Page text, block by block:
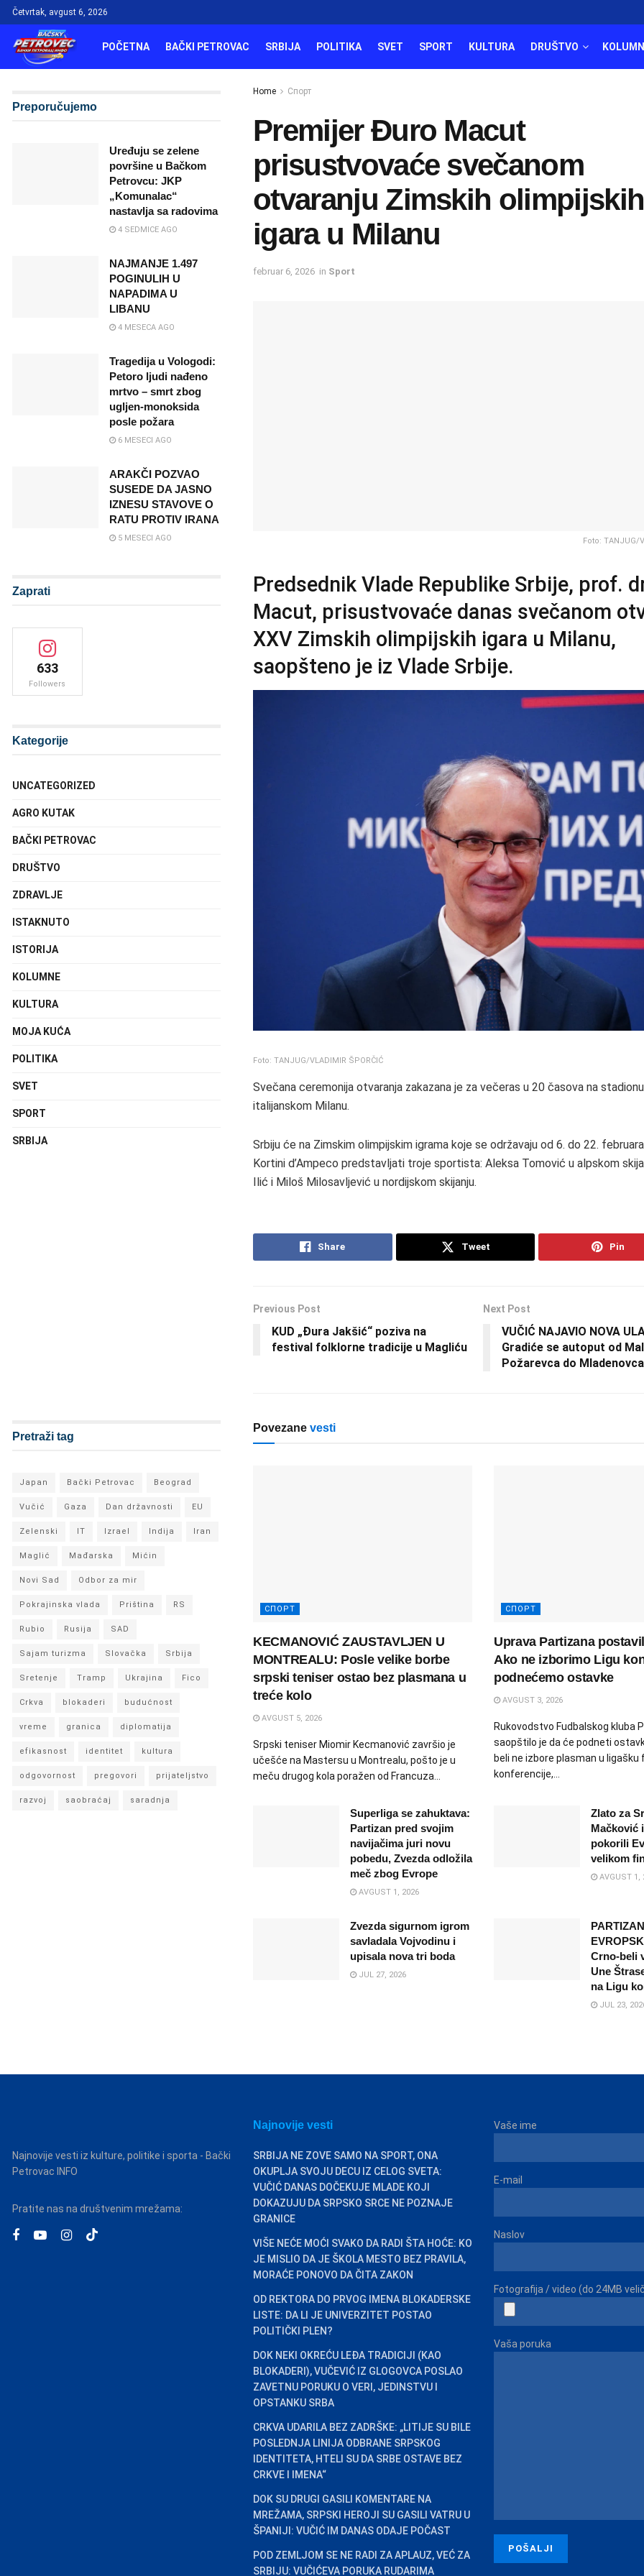
Četvrtak, avgust 6, 2026
POČETNA BAČKI PETROVAC SRBIJA POLITIKA SVET SPORT KULTURA DRUŠTVO
Home Спорт
Premijer Đuro Macut
prisustvovaće svečanom
otvaranju Zimskih olimpijskih
igara u Milanu
februar 6, 2026 in Sport
Foto: TANJUG/
Predsednik Vlade Republike Srbije, prof.
Macut, prisustvovaće danas svečanom
XXV Zimskih olimpijskih igara u Milanu,
saopšteno je iz Vlade Srbije.
Foto: TANJUG/VLADIMIR ŠPORČIĆ
Svečana ceremonija otvaranja zakazana je za večeras u 20 časova na stadionu
italijanskom Milanu.
Srbiju će na Zimskim olimpijskim igrama koje se održavaju od 6. do 22.
Kortini d’Ampeco predstavljati troje sportista: Aleksa Tomović u alpskom
Ilić i Miloš Milosavljević u nordijskom skijanju.
Share Tweet Pin
Previous Post
KUD „Đura Jakšić“ poziva na
festival folklorne tradicije u Magliću
Next Post
VUČIĆ NAJAVIO NOVA
Gradiće se autoput od
Požarevca do Mladenovca
Povezane vesti
СПОРТ
KECMANOVIĆ ZAUSTAVLJEN U
MONTREALU: Posle velike borbe
srpski teniser ostao bez plasmana u
treće kolo
AVGUST 5, 2026
Srpski teniser Miomir Kecmanović završio je
učešće na Mastersu u Montrealu, pošto je u
meču drugog kola poražen od Francuza...
СПОРТ
Uprava Partizana
Ako ne izborimo Ligu
podnećemo ostavke
AVGUST 3, 2026
Rukovodstvo Fudbalskog kluba
saopštilo je da će podneti
beli ne izbore plasman u ligašku
konferencije,...
Superliga se zahuktava:
Partizan pred svojim
navijačima juri novu
pobedu, Zvezda odložila
meč zbog Evrope
AVGUST 1, 2026
Zlato za
Mačković
pokorili
velikom
AVGUST 1,
Zvezda sigurnom igrom
savladala Vojvodinu i
upisala nova tri boda
JUL 27, 2026
Crno-beli
Une
na Ligu
JUL 23,
Preporučujemo
Uređuju se zelene
površine u Bačkom
Petrovcu: JKP
„Komunalac“
nastavlja sa radovima
4 SEDMICE AGO
NAJMANJE 1.497
POGINULIH U
NAPADIMA U
LIBANU
4 MESECA AGO
Tragedija u Vologodi:
Petoro ljudi nađeno
mrtvo – smrt zbog
ugljen‑monoksida
posle požara
6 MESECI AGO
ARAKČI POZVAO
SUSEDE DA JASNO
IZNESU STAVOVE O
RATU PROTIV IRANA
5 MESECI AGO
Zaprati
633
Followers
Kategorije
UNCATEGORIZED
AGRO KUTAK
BAČKI PETROVAC
DRUŠTVO
ZDRAVLJE
ISTAKNUTO
ISTORIJA
KOLUMNE
KULTURA
MOJA KUĆA
POLITIKA
SVET
SPORT
SRBIJA
Pretraži tag
Japan Bački Petrovac Beograd
Vučić Gaza Dan državnosti EU
Zelenski IT Izrael Indija Iran
Maglić Mađarska Mićin
Novi Sad Odbor za mir
Pokrajinska vlada Priština RS
Rubio Rusija SAD
Sajam turizma Slovačka Srbija
Sretenje Tramp Ukrajina Fico
Crkva blokaderi budućnost
vreme granica diplomatija
efikasnost identitet kultura
odgovornost pregovori prijateljstvo
razvoj saobraćaj saradnja
Najnovije vesti iz kulture, politike i sporta - Bački
Petrovac INFO
Pratite nas na društvenim mrežama:
Najnovije vesti
SRBIJA NE ZOVE SAMO NA SPORT, ONA
OKUPLJA SVOJU DECU IZ CELOG SVETA:
VUČIĆ DANAS DOČEKUJE MLADE KOJI
DOKAZUJU DA SRPSKO SRCE NE POZNAJE
GRANICE
VIŠE NEĆE MOĆI SVAKO DA RADI ŠTA HOĆE: KO
JE MISLIO DA JE ŠKOLA MESTO BEZ PRAVILA,
MORAĆE PONOVO DA ČITA ZAKON
OD REKTORA DO PRVOG IMENA BLOKADERSKE
LISTE: DA LI JE UNIVERZITET POSTAO
POLITIČKI PLEN?
DOK NEKI OKREĆU LEĐA TRADICIJI (KAO
BLOKADERI), VUČEVIĆ IZ GLOGOVCA POSLAO
ZAVETNU PORUKU O VERI, JEDINSTVU I
OPSTANKU SRBA
CRKVA UDARILA BEZ ZADRŠKE: „LITIJE SU BILE
POSLEDNJA LINIJA ODBRANE SRPSKOG
IDENTITETA, HTELI SU DA SRBE OSTAVE BEZ
CRKVE I IMENA“
DOK SU DRUGI GASILI KOMENTARE NA
MREŽAMA, SRPSKI HEROJI SU GASILI VATRU U
ŠPANIJI: VUČIĆ IM DANAS ODAJE POČAST
POD ZEMLJOM SE NE RADI ZA APLAUZ, VEĆ ZA
SRBIJU: VUČIĆEVA PORUKA RUDARIMA
Vaše ime
E-mail
Naslov
Fotografija / video (do 24MB
Vaša poruka